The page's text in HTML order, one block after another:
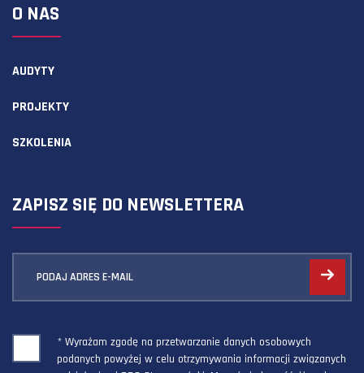
O NAS
AUDYTY
PROJEKTY
SZKOLENIA
ZAPISZ SIĘ DO NEWSLETTERA
PODAJ ADRES E-MAIL
* Wyrażam zgodę na przetwarzanie danych osobowych
podanych powyżej w celu otrzymywania informacji związanych